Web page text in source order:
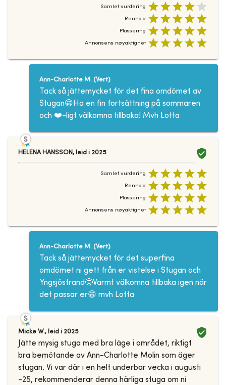
Samlet vurdering
Renhold
Plassering
Annonsens nøyaktighet
Ann-Charlotte M.(Vert)
Tack så jättemycket för det fina omdömet av
Stugan😁Ha en fin fortsättning på sommaren
och ❤️-ligt välkomna tillbaka! Mvh Lotta
HELENA HANSSON, leid i 2025
Samlet vurdering
Renhold
Plassering
Annonsens nøyaktighet
Ann-Charlotte M.(Vert)
Tack så jättemycket för det superfina
omdömet ni gett från er vistelse i Stugan och
Yngsjöstrand🤩Varmt välkomna tillbaka igen när
det passar er😁 mvh Lotta
Micke W., leid i 2025
Jätte mysig stuga med bra läge i området, riktigt
bra bemötande av Ann-Charlotte Molin som äger
stugan. Vi var där i en helt underbar vecka i augusti
-25, rekommenderar denna härliga stuga om ni